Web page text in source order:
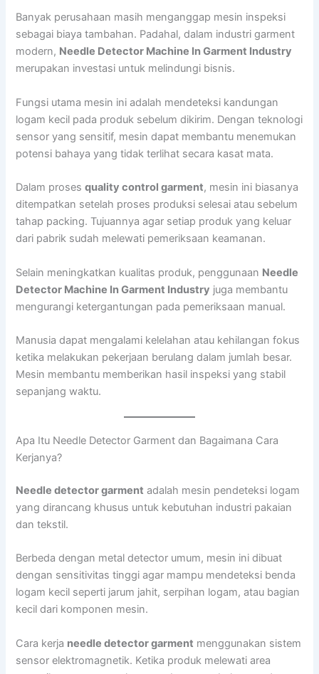
Banyak perusahaan masih menganggap mesin inspeksi
sebagai biaya tambahan. Padahal, dalam industri garment
modern, Needle Detector Machine In Garment Industry
merupakan investasi untuk melindungi bisnis.
Fungsi utama mesin ini adalah mendeteksi kandungan
logam kecil pada produk sebelum dikirim. Dengan teknologi
sensor yang sensitif, mesin dapat membantu menemukan
potensi bahaya yang tidak terlihat secara kasat mata.
Dalam prosesquality control garment, mesin ini biasanya
ditempatkan setelah proses produksi selesai atau sebelum
tahap packing. Tujuannya agar setiap produk yang keluar
dari pabrik sudah melewati pemeriksaan keamanan.
Selain meningkatkan kualitas produk, penggunaan Needle
Detector Machine In Garment Industry juga membantu
mengurangi ketergantungan pada pemeriksaan manual.
Manusia dapat mengalami kelelahan atau kehilangan fokus
ketika melakukan pekerjaan berulang dalam jumlah besar.
Mesin membantu memberikan hasil inspeksi yang stabil
sepanjang waktu.
Apa Itu Needle Detector Garment dan Bagaimana Cara
Kerjanya?
Needle detector garment adalah mesin pendeteksi logam
yang dirancang khusus untuk kebutuhan industri pakaian
dan tekstil.
Berbeda dengan metal detector umum, mesin ini dibuat
dengan sensitivitas tinggi agar mampu mendeteksi benda
logam kecil seperti jarum jahit, serpihan logam, atau bagian
kecil dari komponen mesin.
Cara kerja needle detector garment menggunakan sistem
sensor elektromagnetik. Ketika produk melewati area